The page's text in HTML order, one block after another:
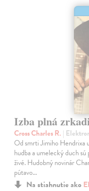
Izba plná
Cross Charles R. |
Od smrti Jimiho Hendrixa
hudba a umelecký duch
živé. Hudobný novinár
pútavo…
Na stiahnutie ako